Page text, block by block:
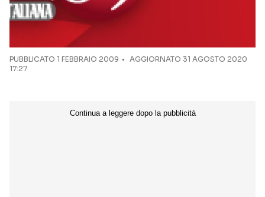
PUBBLICATO 1 FEBBRAIO 2009
AGGIORNATO 31 AGOSTO 2020
17:27